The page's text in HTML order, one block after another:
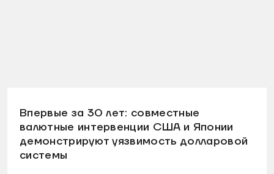
Впервые за 30 лет: совместные
валютные интервенции США и Японии
демонстрируют уязвимость долларовой
системы